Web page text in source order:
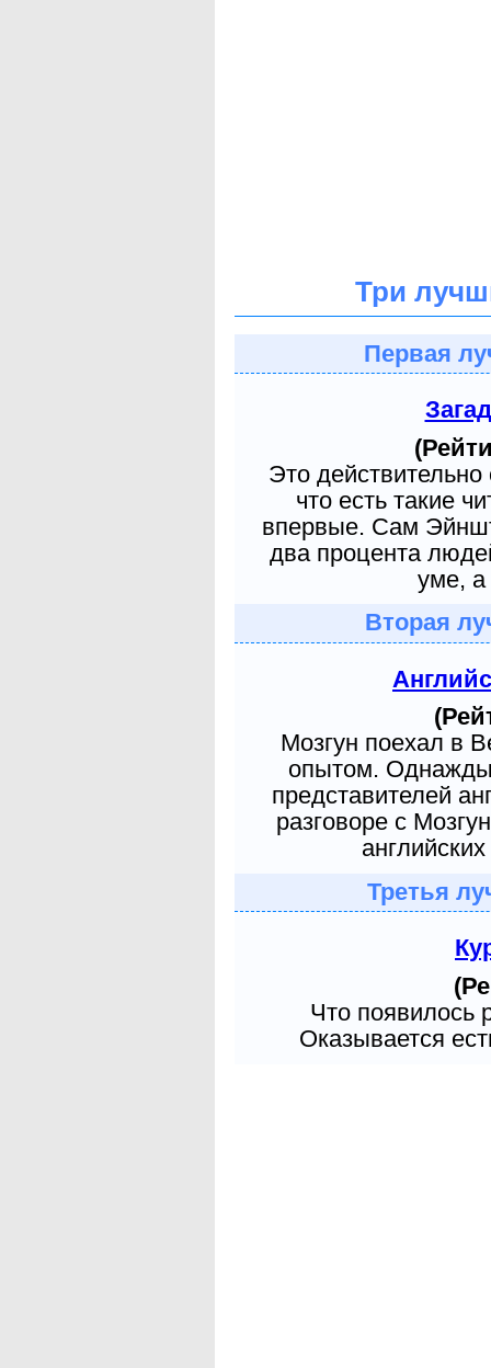
Три
Первая
Это
что есть такие
впервые. Сам
два процента
уме, а
Вторая
Мозгун поехал в
опытом. Однажды
представителей
разговоре с
Третья
Что появилось
Оказывается